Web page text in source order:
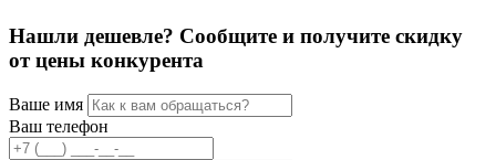
Нашли дешевле? Сообщите и получите скидку
от цены конкурента
Ваше имя
Ваш телефон